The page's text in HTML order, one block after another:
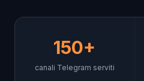
150+
canali Telegram serviti